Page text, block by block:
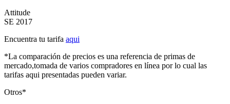
Attitude
SE 2017
Encuentra tu tarifa aqui
*La comparación de precios es una referencia de primas de
mercado,tomada de varios compradores en línea por lo cual las
tarifas aqui presentadas pueden variar.
Otros*